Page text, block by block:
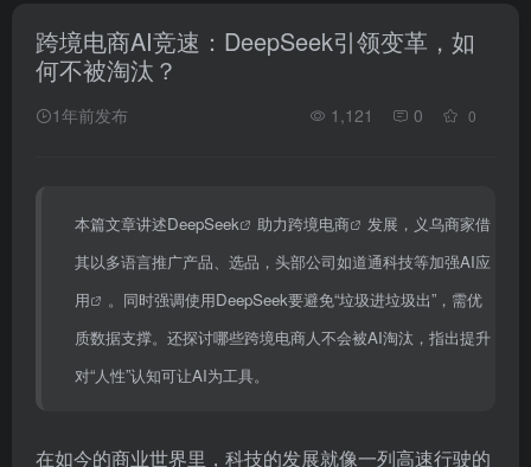
跨境电商AI竞速：DeepSeek引领变革，如
何不被淘汰？
1年前发布 1,121 0 0
本篇文章讲述DeepSeek 助力跨境电商
发展，义乌商家借
其以多语言推广产品、选品，头部公司如道通科技等加强AI应
用
。同时强调使用DeepSeek要避免“垃圾进垃圾出”，需优
质数据支撑。还探讨哪些跨境电商人不会被AI淘汰，指出提升
对“人性”认知可让AI为工具。
在如今的商业世界里，科技的发展就像一列高速行驶的